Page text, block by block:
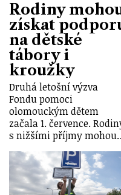
Rodiny
získat
na dětské
tábory i
kroužky
Druhá letošní výzva
Fondu pomoci
olomouckým dětem
začala 1. července.
s nižšími příjmy